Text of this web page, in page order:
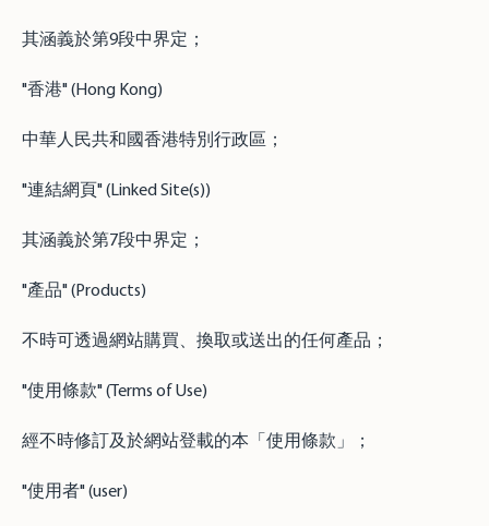
其涵義於第9段中界定；
"香港" (Hong Kong)
中華人民共和國香港特別行政區；
"連結網頁" (Linked Site(s))
其涵義於第7段中界定；
"產品" (Products)
不時可透過網站購買、換取或送出的任何產品；
"使用條款" (Terms of Use)
經不時修訂及於網站登載的本「使用條款」；
"使用者" (user)